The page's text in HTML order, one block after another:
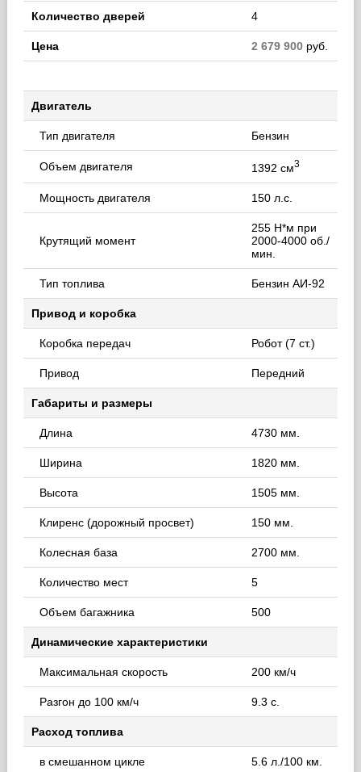
Количество дверей 4
Цена 2 679 900руб.
Двигатель
Тип двигателя Бензин
Объем двигателя 1392 см3
Мощность двигателя 150 л.с.
Крутящий момент
255 Н*м при
2000-4000 об./
мин.
Тип топлива Бензин АИ-92
Привод и коробка
Коробка передач Робот (7 ст.)
Привод Передний
Габариты и размеры
Длина 4730 мм.
Ширина 1820 мм.
Высота 1505 мм.
Клиренс (дорожный просвет) 150 мм.
Колесная база 2700 мм.
Количество мест 5
Объем багажника 500
Динамические характеристики
Максимальная скорость 200 км/ч
Разгон до 100 км/ч 9.3 с.
Расход топлива
в смешанном цикле 5.6 л./100 км.